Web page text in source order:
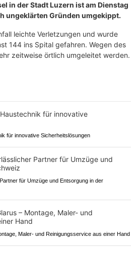
in der Stadt Luzern ist am Dienstag
ungeklärten Gründen umgekippt.
leichte Verletzungen und wurde
144 ins Spital gefahren. Wegen des
zeitweise örtlich umgeleitet werden.
für innovative Sicherheitslösungen
für Umzüge und Entsorgung in der
Maler- und Reinigungsservice aus einer Hand